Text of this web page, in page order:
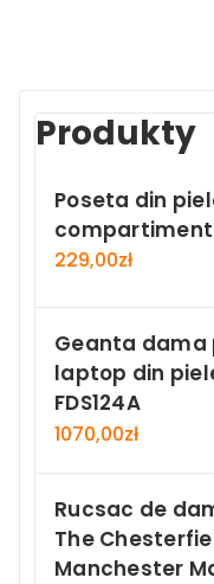
Produkty
Poseta din
229,00zł
Geanta
laptop din
FDS124A
1070,00zł
Rucsac de
The
Manchester